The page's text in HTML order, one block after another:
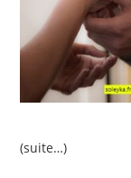
(suite…)